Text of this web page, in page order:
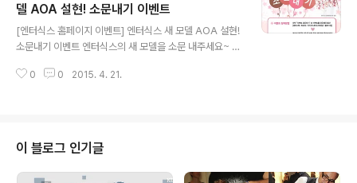
있으니 늦기 전에 서두르세요^^* [증정기간] 2015년 4월
20일 ~ 30일 [증정대상] SNS 인증 고객 [쿠폰증정장소]
각 지점 서비스 데스크 [유의사항] - 가든파이브점 제외 -
델 AOA 설현! 소문내기 이벤트
[엔터식스 홈페이지 이벤트] 엔터식스 새 모델 AOA 설현!
소문내기 이벤트 엔터식스의 새 모델을 소문 내주세요~ 2
스의 새로운 뮤즈 탄생을 기념하여 엔터식스 홈페이지에서
일 ~ 30일 [당첨자 발표] 2015년 5월 4일 [이벤트 참여
방법] 1. 해당 이벤트 페이지 하단 ‘이벤트 공유하기’를 통해
페이스북, 트위터, 카카오스토리(모바일), 블로그 등에 이
0 0 2015. 4. 21.
이 블로그 인기글